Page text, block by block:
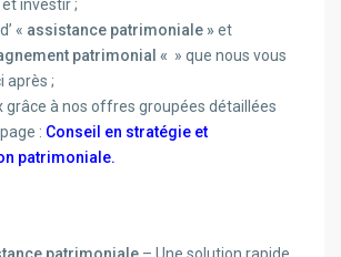
investir ;
« assistance patrimoniale »et
patrimonial « » que nous vous
après ;
grâce à nos offres groupées détaillées
: Conseil en stratégie et
patrimoniale.